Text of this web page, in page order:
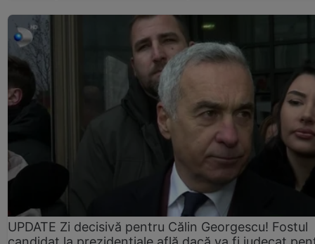
UPDATE Zi decisivă pentru Călin Georgescu! Fostul